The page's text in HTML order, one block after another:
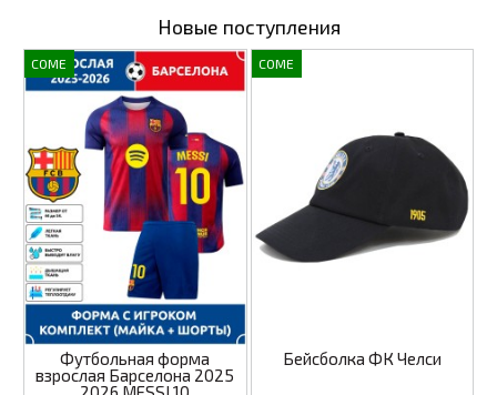
Новые поступления
COME
Футбольная форма
взрослая Барселона 2025
COME
Бейсболка ФК Челси